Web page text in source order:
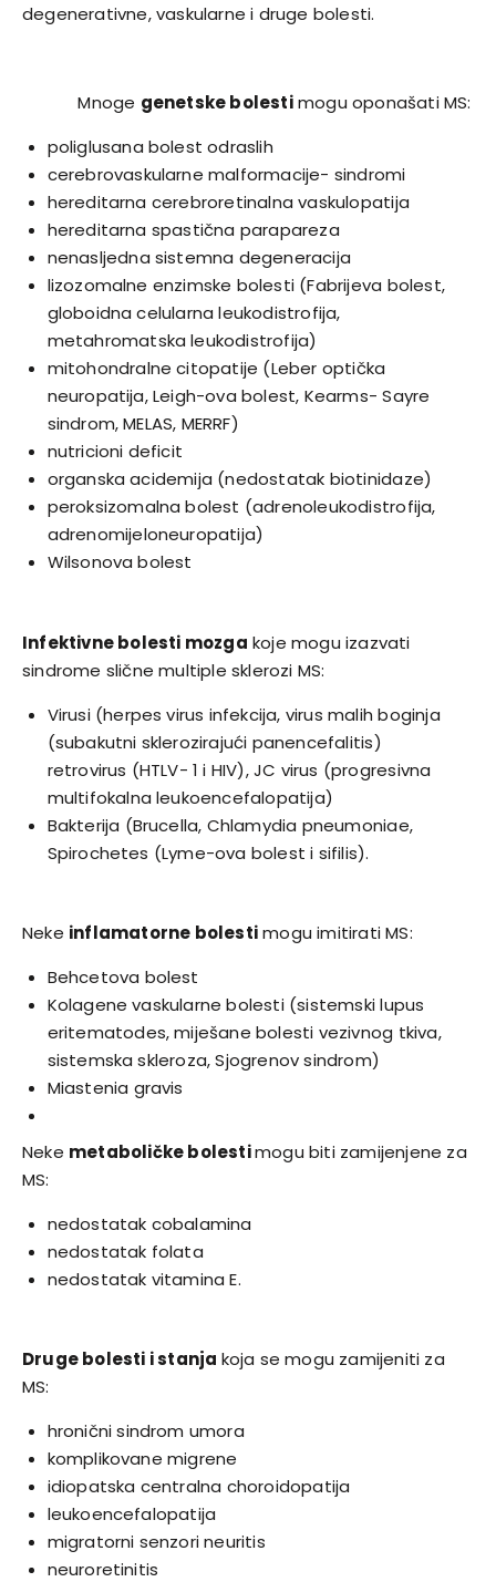
degenerativne, vaskularne i druge bolesti.
Mnoge genetske bolestimogu oponašati MS:
poliglusana bolest odraslih
cerebrovaskularne malformacije- sindromi
hereditarna cerebroretinalna vaskulopatija
hereditarna spastična parapareza
nenasljedna sistemna degeneracija
lizozomalne enzimske bolesti (Fabrijeva bolest,
globoidna celularna leukodistrofija,
metahromatska leukodistrofija)
mitohondralne citopatije (Leber optička
neuropatija, Leigh-ova bolest, Kearms- Sayre
sindrom, MELAS, MERRF)
nutricioni deficit
organska acidemija (nedostatak biotinidaze)
peroksizomalna bolest (adrenoleukodistrofija,
adrenomijeloneuropatija)
Wilsonova bolest
Infektivne bolesti mozga koje mogu izazvati
sindrome slične multiple sklerozi MS:
Virusi (herpes virus infekcija, virus malih boginja
(subakutni sklerozirajući panencefalitis)
retrovirus (HTLV- 1 i HIV), JC virus (progresivna
multifokalna leukoencefalopatija)
Bakterija (Brucella, Chlamydia pneumoniae,
Spirochetes (Lyme-ova bolest i sifilis).
Neke inflamatorne bolestimogu imitirati MS:
Behcetova bolest
Kolagene vaskularne bolesti (sistemski lupus
eritematodes, miješane bolesti vezivnog tkiva,
sistemska skleroza, Sjogrenov sindrom)
Miastenia gravis
Neke metaboličke bolestimogu biti zamijenjene za
MS:
nedostatak cobalamina
nedostatak folata
nedostatak vitamina E.
Druge bolesti i stanja koja se mogu zamijeniti za
MS:
hronični sindrom umora
komplikovane migrene
idiopatska centralna choroidopatija
leukoencefalopatija
migratorni senzori neuritis
neuroretinitis